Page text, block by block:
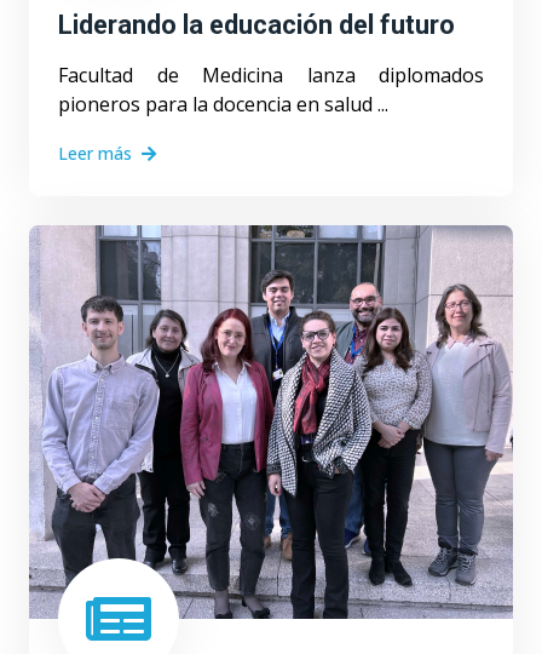
Liderando la educación del futuro
Facultad de Medicina lanza diplomados
pioneros para la docencia en salud ...
Leer más